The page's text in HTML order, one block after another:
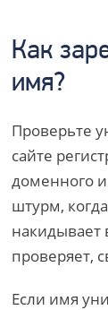
Как
имя?
Проверьте
сайте
доменного
штурм,
накидывает
проверяет,
Если имя